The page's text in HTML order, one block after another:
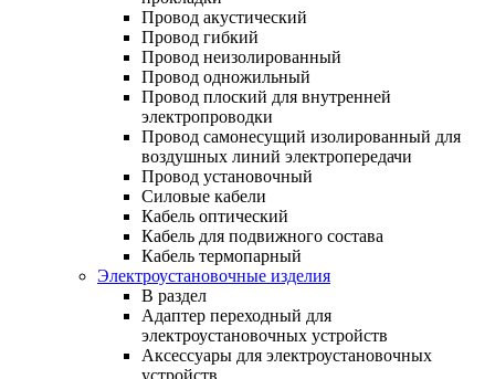
Провод акустический
Провод гибкий
Провод неизолированный
Провод одножильный
Провод плоский для внутренней
электропроводки
Провод самонесущий изолированный для
воздушных линий электропередачи
Провод установочный
Силовые кабели
Кабель оптический
Кабель для подвижного состава
Кабель термопарный
Электроустановочные изделия
В раздел
Адаптер переходный для
электроустановочных устройств
Аксессуары для электроустановочных
устройств